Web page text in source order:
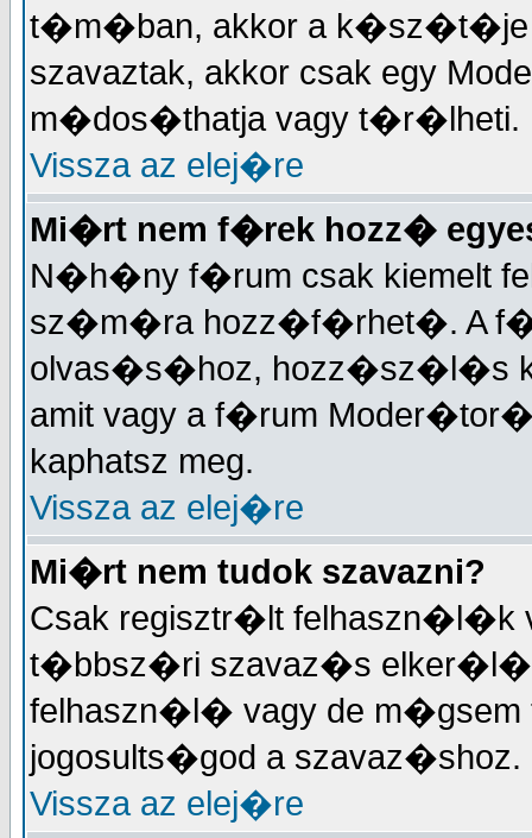
t�m�ban, akkor a
szavaztak, akkor csak egy
m�dos�thatja vagy t�r�lheti.
Vissza az elej�re
Mi�rt nem f�rek hozz�
N�h�ny f�rum csak kiemelt
sz�m�ra hozz�f�rhet�. A
olvas�s�hoz, hozz�sz�l�s
amit vagy a f�rum
kaphatsz meg.
Vissza az elej�re
Mi�rt nem tudok szavazni?
Csak regisztr�lt felhaszn�l�k
t�bbsz�ri szavaz�s
felhaszn�l� vagy de m�gsem
jogosults�god a szavaz�shoz.
Vissza az elej�re